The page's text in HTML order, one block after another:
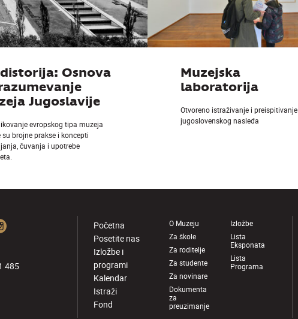
Osnova
Jugoslavije
evropskog tipa muzeja
su brojne prakse i koncepti
čuvanja i upotrebe
Muzejska
laboratorija
Otvoreno istraživanje i preispitivanje
jugoslovenskog nasleđa
485
Početna
Posetite nas
Izložbe i
programi
Kalendar
Istraži
Fond
O Muzeju
Za škole
Za roditelje
Za studente
Za novinare
Dokumenta
za
preuzimanje
Izložbe
Lista
Eksponata
Lista
Programa